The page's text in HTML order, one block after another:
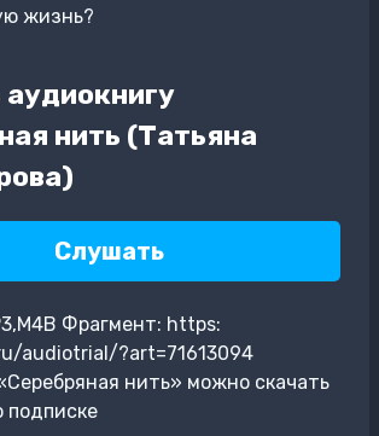
жизнь?
нить (Татьяна
Слушать
Фрагмент: https:
audiotrial/?art=71613094
нить» можно скачать
подписке